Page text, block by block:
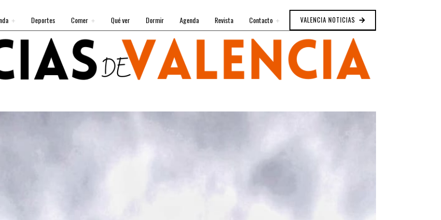
Deportes Comer Qué ver Dormir Agenda Revista Contacto VALENCIA NOTICIAS